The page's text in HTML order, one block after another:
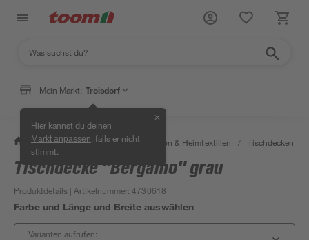
Mein Markt: Troisdorf
Hier kannst du deinen
Markt anpassen , falls er nicht
stimmt.
✕
/ Wohnen & Haushalt / Dekoration & Heimtextilien / Tischdecken &
Tischdecke "Bergamo" grau
Produktdetails | Artikelnummer:4730618
Farbe und Länge und Breite auswählen
Varianten aufrufen: